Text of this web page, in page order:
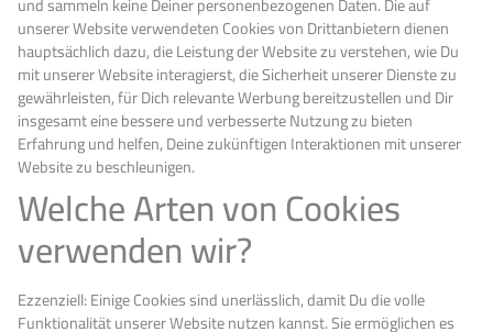
unserer Website verwendeten Cookies von Drittanbietern dienen
hauptsächlich dazu, die Leistung der Website zu verstehen, wie Du
mit unserer Website interagierst, die Sicherheit unserer Dienste zu
gewährleisten, für Dich relevante Werbung bereitzustellen und Dir
insgesamt eine bessere und verbesserte Nutzung zu bieten
Erfahrung und helfen, Deine zukünftigen Interaktionen mit unserer
Website zu beschleunigen.
Welche Arten von Cookies
verwenden wir?
Ezzenziell: Einige Cookies sind unerlässlich, damit Du die volle
Funktionalität unserer Website nutzen kannst. Sie ermöglichen es